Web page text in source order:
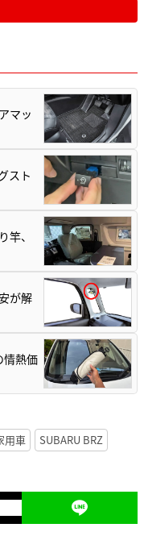
マッ
スト
、
が解
熱価
用車
SUBARU BRZ